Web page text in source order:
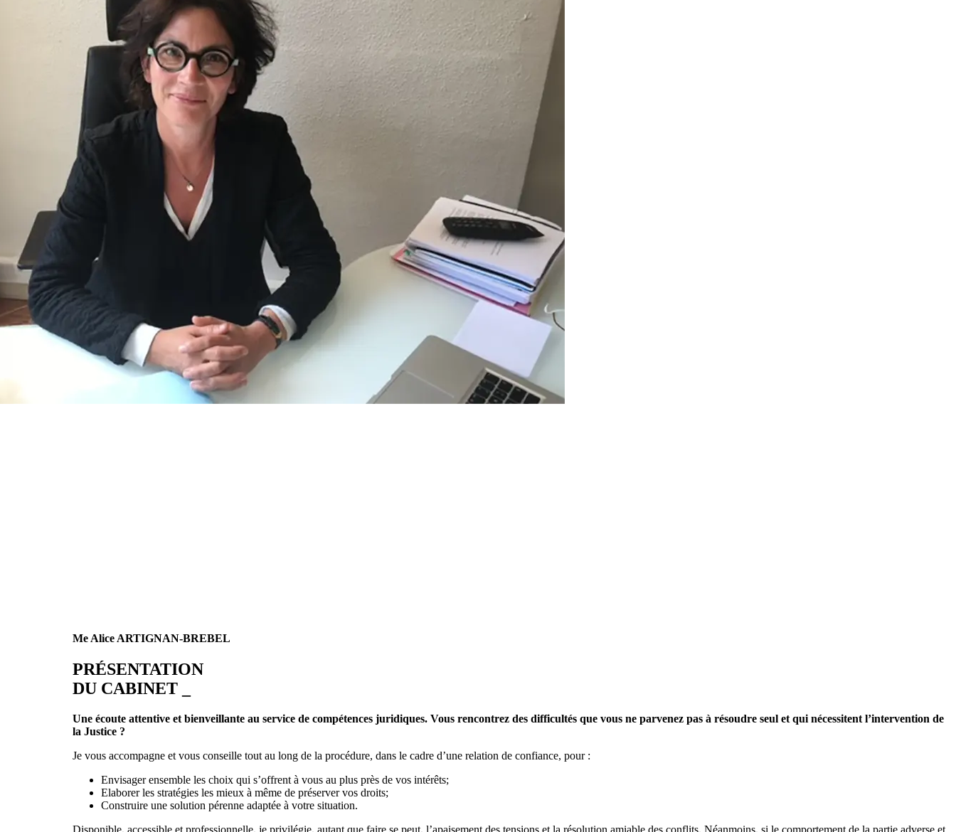
Me Alice ARTIGNAN-BREBEL
PRÉSENTATION
DU CABINET _
Une écoute attentive et bienveillante au service de compétences juridiques. Vous rencontrez des difficultés que vous ne parvenez pas à résoudre seul et qui nécessitent l’intervention de
la Justice ?
Je vous accompagne et vous conseille tout au long de la procédure, dans le cadre d’une relation de confiance, pour :
Envisager ensemble les choix qui s’offrent à vous au plus près de vos intérêts;
Elaborer les stratégies les mieux à même de préserver vos droits;
Construire une solution pérenne adaptée à votre situation.
Disponible, accessible et professionnelle, je privilégie, autant que faire se peut, l’apaisement des tensions et la résolution amiable des conflits. Néanmoins, si le comportement de la partie adverse et